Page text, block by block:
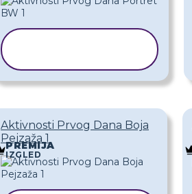
Aktivnosti Prvog Dana Boja
Pejzaža 1
PREMIJA
IZGLED